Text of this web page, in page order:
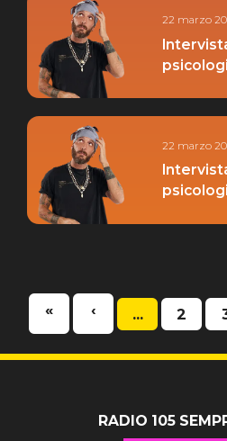
22 marzo
22 marzo
« ‹ ... 2
RADIO 105